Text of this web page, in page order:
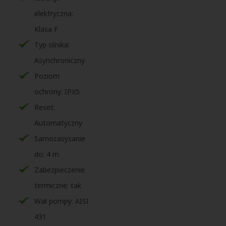
elektryczna:
Klasa F
Typ silnika:
Asynchroniczny
Poziom
ochrony: IPX5
Reset:
Automatyczny
Samozasysanie
do: 4 m
Zabezpieczenie
termiczne: tak
Wał pompy: AISI
431